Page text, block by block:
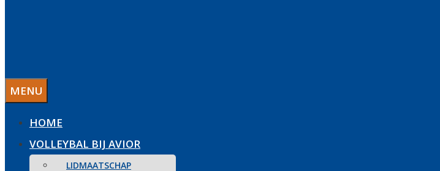
MENU
HOME
VOLLEYBAL BIJ AVIOR
LIDMAATSCHAP